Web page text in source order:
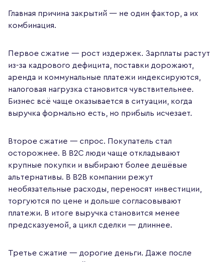
Главная причина закрытий — не один фактор, а их
комбинация.
Первое сжатие — рост издержек. Зарплаты растут
из-за кадрового дефицита, поставки дорожают,
аренда и коммунальные платежи индексируются,
налоговая нагрузка становится чувствительнее.
Бизнес всё чаще оказывается в ситуации, когда
выручка формально есть, но прибыль исчезает.
Второе сжатие — спрос. Покупатель стал
осторожнее. В B2C люди чаще откладывают
крупные покупки и выбирают более дешёвые
альтернативы. В B2B компании режут
необязательные расходы, переносят инвестиции,
торгуются по цене и дольше согласовывают
платежи. В итоге выручка становится менее
предсказуемой, а цикл сделки — длиннее.
Третье сжатие — дорогие деньги. Даже после